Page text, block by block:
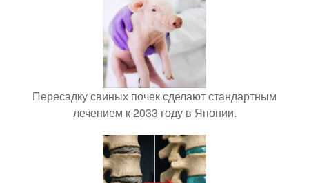
Пересадку свиных почек сделают стандартным
лечением к 2033 году в Японии.